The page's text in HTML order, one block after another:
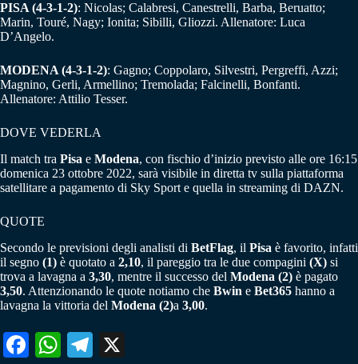
PISA (4-3-1-2): Nicolas; Calabresi, Canestrelli, Barba, Beruatto;
Marin, Touré, Nagy; Ionita; Sibilli, Gliozzi. Allenatore: Luca
D’Angelo.
MODENA (4-3-1-2): Gagno; Coppolaro, Silvestri, Pergreffi, Azzi;
Magnino, Gerli, Armellino; Tremolada; Falcinelli, Bonfanti.
Allenatore: Attilio Tesser.
DOVE VEDERLA
Il match tra Pisa e Modena, con fischio d’inizio previsto alle ore 16:15
domenica 23 ottobre 2022, sarà visibile in diretta tv sulla piattaforma
satellitare a pagamento di Sky Sport e quella in streaming di DAZN.
QUOTE
Secondo le previsioni degli analisti di BetFlag, il Pisa è favorito, infatti
il segno (1) è quotato a 2,10, il pareggio tra le due compagini (X) si
trova a lavagna a 3,30, mentre il successo del Modena (2) è pagato
3,50. Attenzionando le quote notiamo che Bwin e Bet365 hanno a
lavagna la vittoria del Modena (2)a 3,00.
Fa W
Te